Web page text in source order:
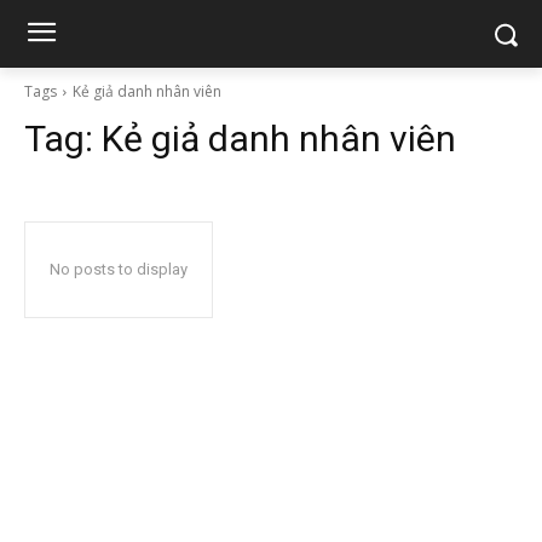
Tags Kẻ giả danh nhân viên
Tag: Kẻ giả danh nhân viên
No posts to display